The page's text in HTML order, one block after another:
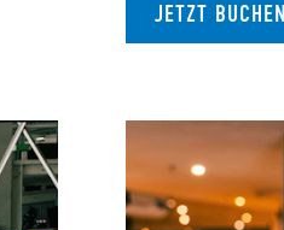
JETZT BUCHEN